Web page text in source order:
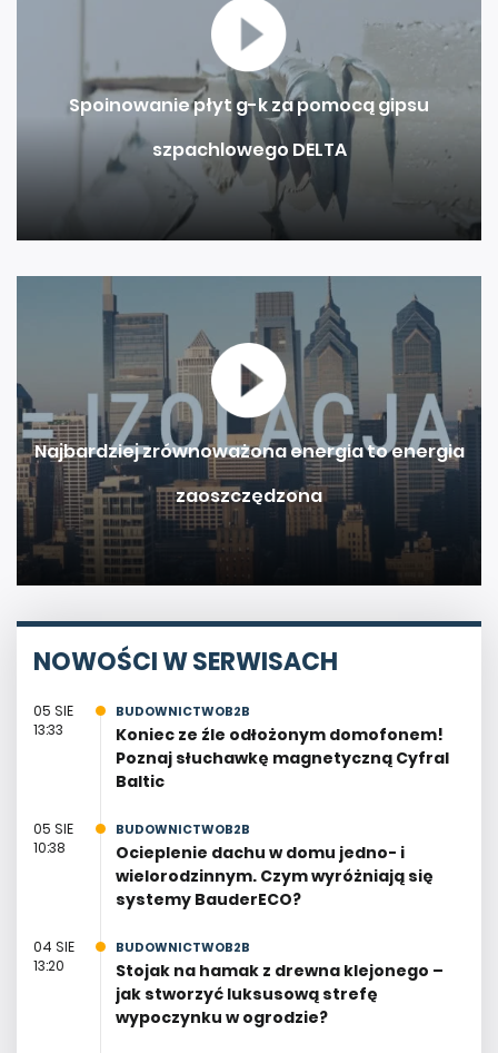
Spoinowanie płyt g-k za pomocą gipsu
szpachlowego DELTA
Najbardziej zrównoważona energia to energia
zaoszczędzona
NOWOŚCI W SERWISACH
05 SIE
13:33
BUDOWNICTWOB2B
Koniec ze źle odłożonym domofonem!
Poznaj słuchawkę magnetyczną Cyfral
Baltic
05 SIE
10:38
BUDOWNICTWOB2B
Ocieplenie dachu w domu jedno- i
wielorodzinnym. Czym wyróżniają się
systemy BauderECO?
04 SIE
13:20
BUDOWNICTWOB2B
Stojak na hamak z drewna klejonego –
jak stworzyć luksusową strefę
wypoczynku w ogrodzie?